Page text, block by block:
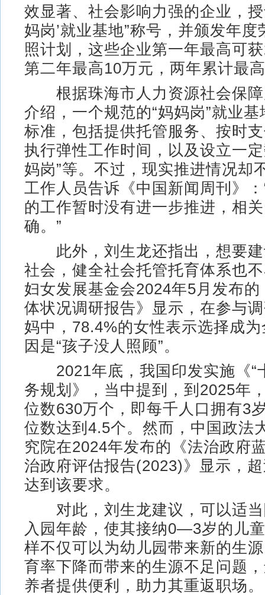
效显著、社会影响力强的企业，授
妈岗’就业基地”称号，并颁发年
照计划，这些企业第一年最高可
第二年最高10万元，两年累计最
根据珠海市人力资源社会保障
介绍，一个规范的“妈妈岗”就业
标准，包括提供托管服务、按时
执行弹性工作时间，以及设立一
妈岗”等。不过，现实推进情况却
工作人员告诉《中国新闻周刊》
的工作暂时没有进一步推进，相
确。”
此外，刘生龙还指出，想要建
社会，健全社会托管托育体系也
妇女发展基金会2024年5月发布
体状况调研报告》显示，在参与
妈中，78.4%的女性表示选择成
因是“孩子没人照顾”。
2021年底，我国印发实施《“
务规划》，当中提到，到2025年
位数630万个，即每千人口拥有3
位数达到4.5个。然而，中国政法
究院在2024年发布的《法治政府
治政府评估报告(2023)》显示，
达到该要求。
对此，刘生龙建议，可以适当
入园年龄，使其接纳0—3岁的儿
样不仅可以为幼儿园带来新的生
育率下降而带来的生源不足问题
养者提供便利，助力其重返职场。